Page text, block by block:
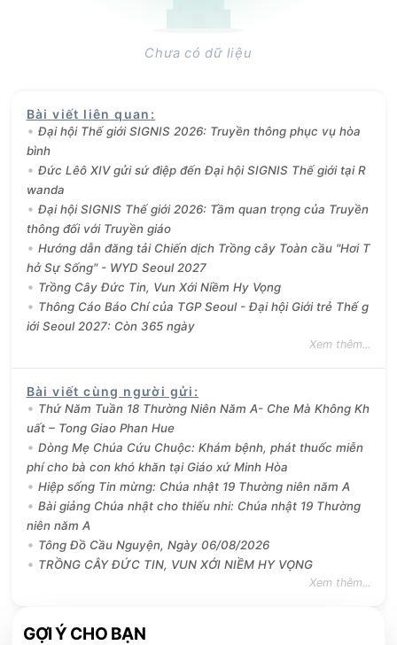
Chưa có dữ liệu
Bài viết liên quan :
Đại hội Thế giới SIGNIS 2026: Truyền thông phục vụ hòa
bình
Đức Lêô XIV gửi sứ điệp đến Đại hội SIGNIS Thế giới tại R
wanda
Đại hội SIGNIS Thế giới 2026: Tầm quan trọng của Truyền
thông đối với Truyền giáo
Hướng dẫn đăng tải Chiến dịch Trồng cây Toàn cầu "Hơi T
hở Sự Sống" - WYD Seoul 2027
Trồng Cây Đức Tin, Vun Xới Niềm Hy Vọng
Thông Cáo Báo Chí của TGP Seoul - Đại hội Giới trẻ Thế g
iới Seoul 2027: Còn 365 ngày
Xem thêm...
Bài viết cùng người gửi :
Thứ Năm Tuần 18 Thường Niên Năm A- Che Mà Không Kh
uất – Tong Giao Phan Hue
Dòng Mẹ Chúa Cứu Chuộc: Khám bệnh, phát thuốc miễn
phí cho bà con khó khăn tại Giáo xứ Minh Hòa
Hiệp sống Tin mừng: Chúa nhật 19 Thường niên năm A
Bài giảng Chúa nhật cho thiếu nhi: Chúa nhật 19 Thường
niên năm A
Tông Đồ Cầu Nguyện, Ngày 06/08/2026
TRỒNG CÂY ĐỨC TIN, VUN XỚI NIỀM HY VỌNG
Xem thêm...
GỢI Ý CHO BẠN